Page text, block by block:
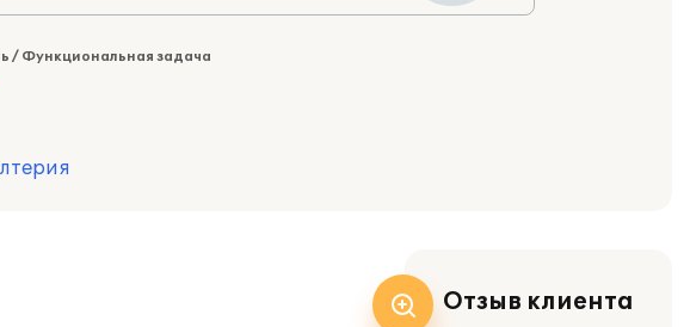
/ Функциональная задача
Отзыв клиента